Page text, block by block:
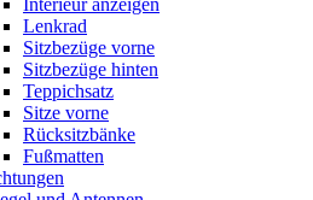
Interieur anzeigen
Lenkrad
Sitzbezüge vorne
Sitzbezüge hinten
Teppichsatz
Sitze vorne
Rücksitzbänke
Fußmatten